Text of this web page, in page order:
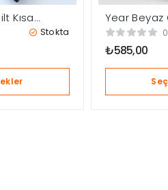
Kısa
Stokta
Year Beyaz
Detaylı
0
₺585,00